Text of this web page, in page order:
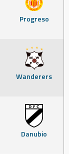
Progreso
Wanderers
Danubio